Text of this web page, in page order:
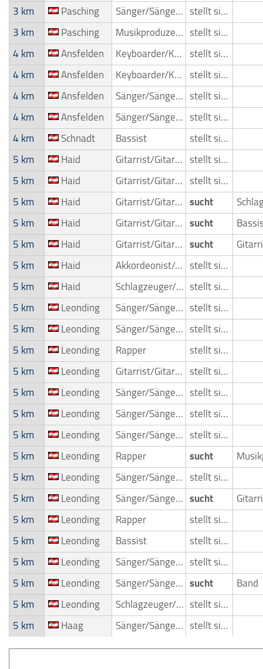
3 km
Pasching Sänger/Sängerin
stellt sich vor
3 km
Pasching Musikproduzent
stellt sich vor
4 km
Ansfelden Keyboarder/Keyboardspieler
stellt sich vor
4 km
Ansfelden Keyboarder/Keyboardspieler
stellt sich vor
4 km
Ansfelden Sänger/Sängerin
stellt sich vor
4 km
Ansfelden Sänger/Sängerin
stellt sich vor
4 km
Schnadt Bassist
stellt sich vor
5 km
Haid Gitarrist/Gitarrenspieler
stellt sich vor
5 km
Haid Gitarrist/Gitarrenspieler
stellt sich vor
5 km
Haid Gitarrist/Gitarrenspieler sucht
5 km
Haid Gitarrist/Gitarrenspieler sucht
5 km
Haid Gitarrist/Gitarrenspieler sucht
5 km
Haid Akkordeonist/Akkordeonspieler
stellt sich vor
5 km
Haid Schlagzeuger/Drummer
stellt sich vor
5 km
Leonding Sänger/Sängerin
stellt sich vor
5 km
Leonding Sänger/Sängerin
stellt sich vor
5 km
Leonding Rapper
stellt sich vor
5 km
Leonding Gitarrist/Gitarrenspieler
stellt sich vor
5 km
Leonding Sänger/Sängerin
stellt sich vor
5 km
Leonding Sänger/Sängerin
stellt sich vor
5 km
Leonding Sänger/Sängerin
stellt sich vor
5 km
Leonding Rapper
sucht
5 km
Leonding Sänger/Sängerin
stellt sich vor
5 km
Leonding Sänger/Sängerin sucht
5 km
Leonding Rapper
stellt sich vor
5 km
Leonding Bassist
stellt sich vor
5 km
Leonding Sänger/Sängerin
stellt sich vor
5 km
Leonding Sänger/Sängerin sucht
Band
5 km
Leonding Schlagzeuger/Drummer
stellt sich vor
5 km
Haag Sänger/Sängerin stellt sich vor